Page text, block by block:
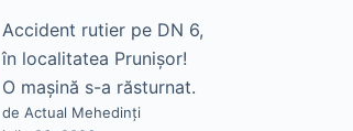
Accident rutier pe DN 6,
în localitatea Prunișor!
O mașină s-a răsturnat.
de Actual Mehedinți